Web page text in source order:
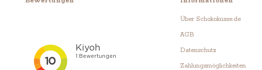
Über Schokoküsse.de
AGB
Datenschutz
Zahlungsmöglichkeiten